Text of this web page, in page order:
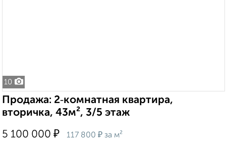
10
Продажа: 2‑комнатная квартира,
вторичка, 43м², 3/5 этаж
5 100 000 ₽ 117 800 ₽ за м²